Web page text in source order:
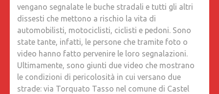
vengano segnalate le buche stradali e tutti gli altri
dissesti che mettono a rischio la vita di
automobilisti, motociclisti, ciclisti e pedoni. Sono
state tante, infatti, le persone che tramite foto o
video hanno fatto pervenire le loro segnalazioni.
Ultimamente, sono giunti due video che mostrano
le condizioni di pericolosità in cui versano due
strade: via Torquato Tasso nel comune di Castel